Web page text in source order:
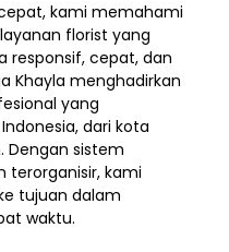
kami memahami
florist yang
responsif, cepat, dan
Khayla menghadirkan
yang
dari kota
Dengan sistem
terorganisir, kami
tujuan dalam
waktu.